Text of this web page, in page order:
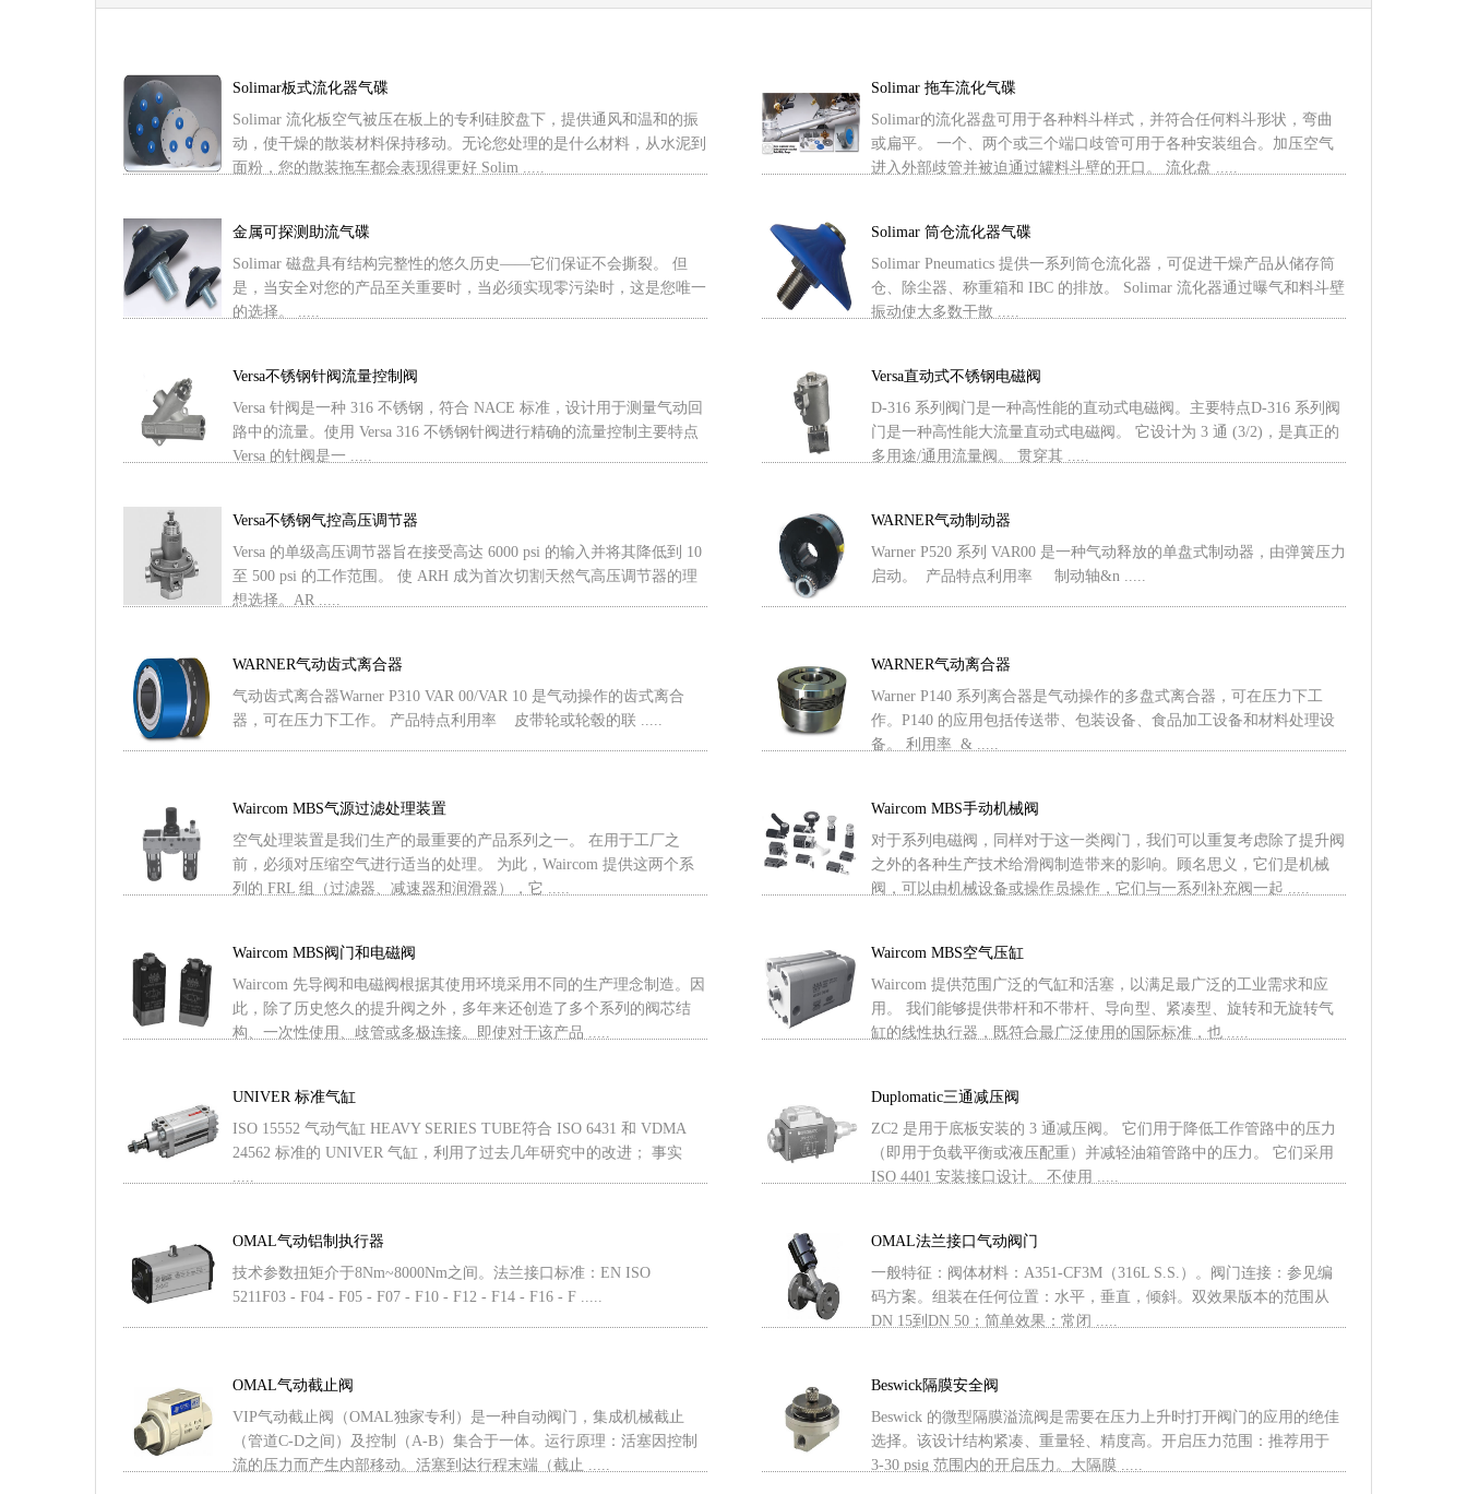
Solimar板式流化器气碟
Solimar 流化板空气被压在板上的专利硅胶盘下，提供通风和温和的振
动，使干燥的散装材料保持移动。无论您处理的是什么材料，从水泥到
面粉，您的散装拖车都会表现得更好 Solim .....
Solimar 拖车流化气碟
Solimar的流化器盘可用于各种料斗样式，并符合任何料斗形状，弯曲
或扁平。 一个、两个或三个端口歧管可用于各种安装组合。加压空气
进入外部歧管并被迫通过罐料斗壁的开口。 流化盘 .....
金属可探测助流气碟
Solimar 磁盘具有结构完整性的悠久历史——它们保证不会撕裂。 但
是，当安全对您的产品至关重要时，当必须实现零污染时，这是您唯一
的选择。 .....
Solimar 筒仓流化器气碟
Solimar Pneumatics 提供一系列筒仓流化器，可促进干燥产品从储存筒
仓、除尘器、称重箱和 IBC 的排放。 Solimar 流化器通过曝气和料斗壁
振动使大多数干散 .....
Versa不锈钢针阀流量控制阀
Versa 针阀是一种 316 不锈钢，符合 NACE 标准，设计用于测量气动回
路中的流量。使用 Versa 316 不锈钢针阀进行精确的流量控制主要特点
Versa 的针阀是一 .....
Versa直动式不锈钢电磁阀
D-316 系列阀门是一种高性能的直动式电磁阀。主要特点D-316 系列阀
门是一种高性能大流量直动式电磁阀。 它设计为 3 通 (3/2)，是真正的
多用途/通用流量阀。 贯穿其 .....
Versa不锈钢气控高压调节器
Versa 的单级高压调节器旨在接受高达 6000 psi 的输入并将其降低到 10
至 500 psi 的工作范围。 使 ARH 成为首次切割天然气高压调节器的理
想选择。AR .....
WARNER气动制动器
Warner P520 系列 VAR00 是一种气动释放的单盘式制动器，由弹簧压力
启动。 产品特点利用率 制动轴&n .....
WARNER气动齿式离合器
气动齿式离合器Warner P310 VAR 00/VAR 10 是气动操作的齿式离合
器，可在压力下工作。 产品特点利用率 皮带轮或轮毂的联 .....
WARNER气动离合器
Warner P140 系列离合器是气动操作的多盘式离合器，可在压力下工
作。P140 的应用包括传送带、包装设备、食品加工设备和材料处理设
备。 利用率 & .....
Waircom MBS气源过滤处理装置
空气处理装置是我们生产的最重要的产品系列之一。 在用于工厂之
前，必须对压缩空气进行适当的处理。 为此，Waircom 提供这两个系
列的 FRL 组（过滤器、减速器和润滑器），它 .....
Waircom MBS手动机械阀
对于系列电磁阀，同样对于这一类阀门，我们可以重复考虑除了提升阀
之外的各种生产技术给滑阀制造带来的影响。顾名思义，它们是机械
阀，可以由机械设备或操作员操作，它们与一系列补充阀一起 .....
Waircom MBS阀门和电磁阀
Waircom 先导阀和电磁阀根据其使用环境采用不同的生产理念制造。因
此，除了历史悠久的提升阀之外，多年来还创造了多个系列的阀芯结
构、一次性使用、歧管或多极连接。即使对于该产品 .....
Waircom MBS空气压缸
Waircom 提供范围广泛的气缸和活塞，以满足最广泛的工业需求和应
用。 我们能够提供带杆和不带杆、导向型、紧凑型、旋转和无旋转气
缸的线性执行器，既符合最广泛使用的国际标准，也 .....
UNIVER 标准气缸
ISO 15552 气动气缸 HEAVY SERIES TUBE符合 ISO 6431 和 VDMA
24562 标准的 UNIVER 气缸，利用了过去几年研究中的改进； 事实
.....
Duplomatic三通减压阀
ZC2 是用于底板安装的 3 通减压阀。 它们用于降低工作管路中的压力
（即用于负载平衡或液压配重）并减轻油箱管路中的压力。 它们采用
ISO 4401 安装接口设计。 不使用 .....
OMAL气动铝制执行器
技术参数扭矩介于8Nm~8000Nm之间。法兰接口标准：EN ISO
5211F03 - F04 - F05 - F07 - F10 - F12 - F14 - F16 - F .....
OMAL法兰接口气动阀门
一般特征：阀体材料：A351-CF3M（316L S.S.）。阀门连接：参见编
码方案。组装在任何位置：水平，垂直，倾斜。双效果版本的范围从
DN 15到DN 50；简单效果：常闭 .....
OMAL气动截止阀
VIP气动截止阀（OMAL独家专利）是一种自动阀门，集成机械截止
（管道C-D之间）及控制（A-B）集合于一体。运行原理：活塞因控制
流的压力而产生内部移动。活塞到达行程末端（截止 .....
Beswick隔膜安全阀
Beswick 的微型隔膜溢流阀是需要在压力上升时打开阀门的应用的绝佳
选择。该设计结构紧凑、重量轻、精度高。开启压力范围：推荐用于
3-30 psig 范围内的开启压力。大隔膜 .....